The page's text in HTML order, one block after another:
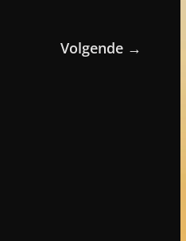
Volgende →